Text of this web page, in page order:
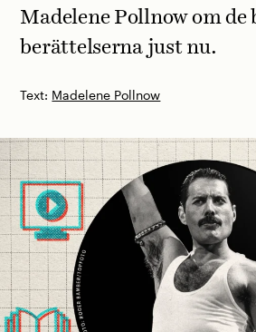
Text: Madelene Pollnow
Madelene Pollnow om de
berättelserna just nu.